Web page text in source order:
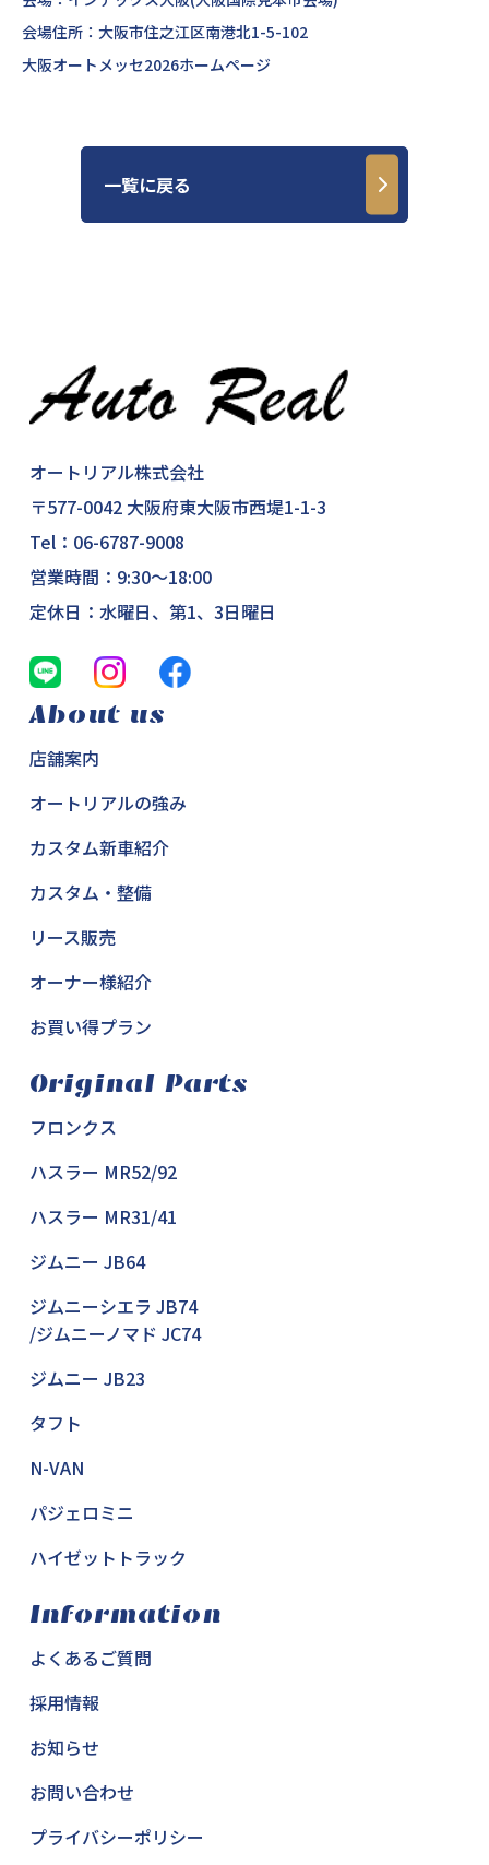
会場住所：大阪市住之江区南港北1-5-102
大阪オートメッセ2026ホームページ
一覧に戻る
オートリアル株式会社
〒577-0042 大阪府東大阪市西堤1-1-3
Tel： 06-6787-9008
営業時間：9:30～18:00
定休日：水曜日、第1、3日曜日
About us
店舗案内
オートリアルの強み
カスタム新車紹介
カスタム・整備
リース販売
オーナー様紹介
お買い得プラン
Original Parts
フロンクス
ハスラー MR52/92
ハスラー MR31/41
ジムニー JB64
ジムニーシエラ JB74
/ジムニーノマド JC74
ジムニー JB23
タフト
N-VAN
パジェロミニ
ハイゼットトラック
Information
よくあるご質問
採用情報
お知らせ
お問い合わせ
プライバシーポリシー